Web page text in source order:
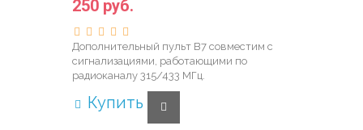
250 руб.
Дополнительный пульт B7 совместим с
сигнализациями, работающими по
радиоканалу 315/433 МГц.
Купить